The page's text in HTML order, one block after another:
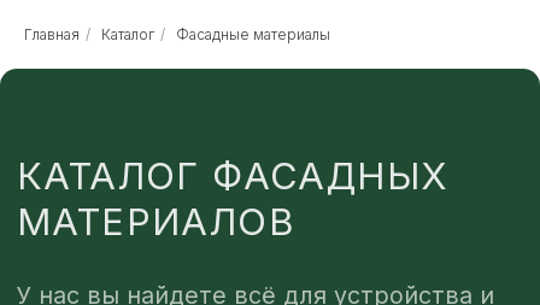
Главная / Каталог / Фасадные материалы
защиты фасада: надежный
металлосайдинг, виниловый сайдинг,
фасадные панели и плитка.